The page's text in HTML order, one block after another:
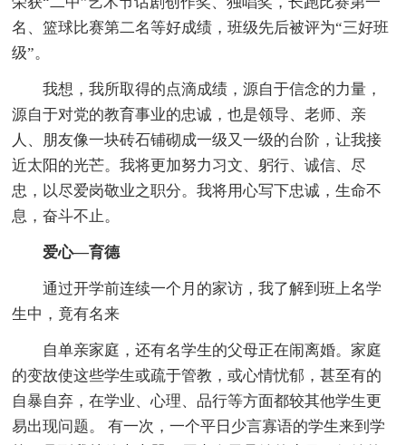
名、篮球比赛第二名等好成绩，班级先后被评为“三好班
级”。
我想，我所取得的点滴成绩，源自于信念的力量，
源自于对党的教育事业的忠诚，也是领导、老师、亲
人、朋友像一块砖石铺砌成一级又一级的台阶，让我接
近太阳的光芒。我将更加努力习文、躬行、诚信、尽
忠，以尽爱岗敬业之职分。我将用心写下忠诚，生命不
息，奋斗不止。
爱心—育德
通过开学前连续一个月的家访，我了解到班上名学
生中，竟有名来
自单亲家庭，还有名学生的父母正在闹离婚。家庭
的变故使这些学生或疏于管教，或心情忧郁，甚至有的
自暴自弃，在学业、心理、品行等方面都较其他学生更
易出现问题。 有一次，一个平日少言寡语的学生来到学